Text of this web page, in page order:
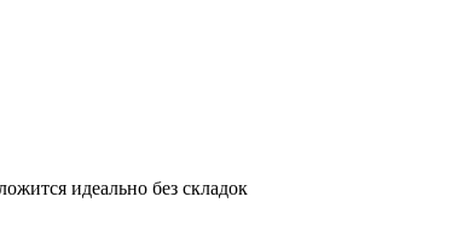
идеально без складок